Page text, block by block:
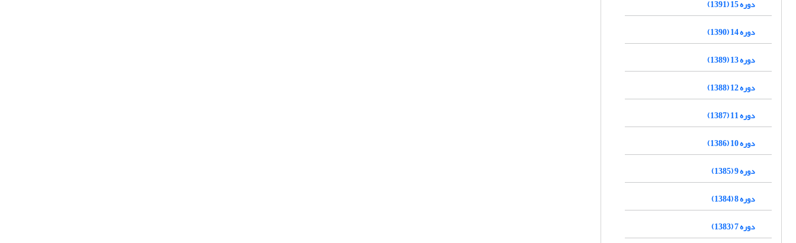
دوره 15 (1391)
دوره 14 (1390)
دوره 13 (1389)
دوره 12 (1388)
دوره 11 (1387)
دوره 10 (1386)
دوره 9 (1385)
دوره 8 (1384)
دوره 7 (1383)